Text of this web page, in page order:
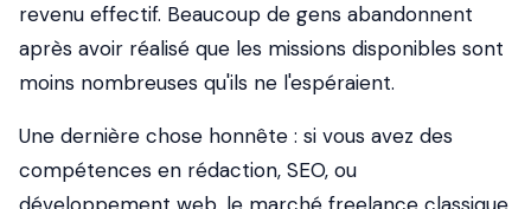
revenu effectif. Beaucoup de gens abandonnent
après avoir réalisé que les missions disponibles sont
moins nombreuses qu'ils ne l'espéraient.
Une dernière chose honnête : si vous avez des
compétences en rédaction, SEO, ou